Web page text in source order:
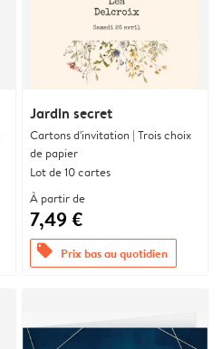
Jardin secret
Cartons d'invitation | Trois choix
de papier
Lot de 10 cartes
À partir de
7,49 €
offers Prix bas au quotidien